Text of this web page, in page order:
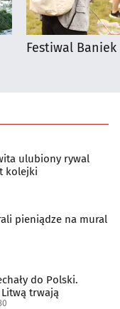
Festiwal
ulubiony rywal
kolejki
pieniądze na mural
do Polski.
trwają